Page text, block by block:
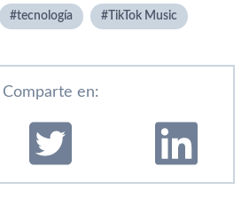
tecnologí­a TikTok Music
Comparte en: